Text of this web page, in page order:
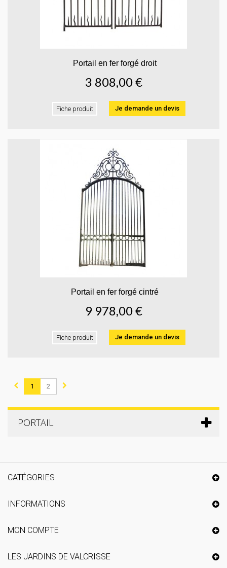
Portail en fer forgé droit
3 808,00 €
Fiche produit Je demande un devis
Portail en fer forgé cintré
9 978,00 €
Fiche produit Je demande un devis
1 2
PORTAIL
CATÉGORIES
INFORMATIONS
MON COMPTE
LES JARDINS DE VALCRISSE